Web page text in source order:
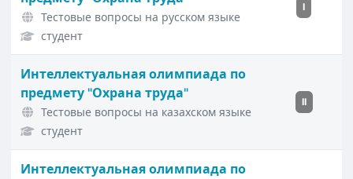
Тестовые вопросы на русском языке
студент
I
Интеллектуальная олимпиада по
предмету "Охрана труда"
Тестовые вопросы на казахском языке
студент
II
Интеллектуальная олимпиада по